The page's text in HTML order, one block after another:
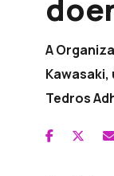
A
Tedros